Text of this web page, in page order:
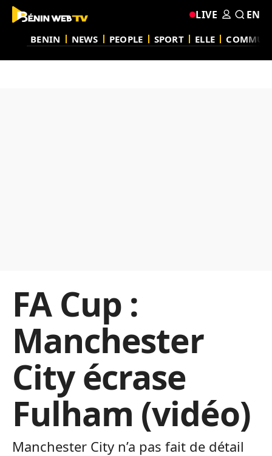
BENIN NEWS PEOPLE SPORT ELLE
LIVE EN
FA Cup :
Manchester
City écrase
Fulham (vidéo)
Manchester City n’a pas fait de détail